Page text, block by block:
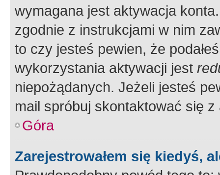
wymagana jest aktywacja
zgodnie z instrukcjami w nim
to czy jesteś pewien, że
wykorzystania aktywacji jest
niepożądanych. Jeżeli jesteś
mail spróbuj skontaktować się
Góra
Zarejestrowałem się kiedyś,